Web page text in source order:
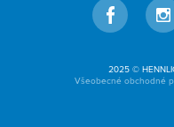
2025 ©
Všeobecné obchodné
Facebook